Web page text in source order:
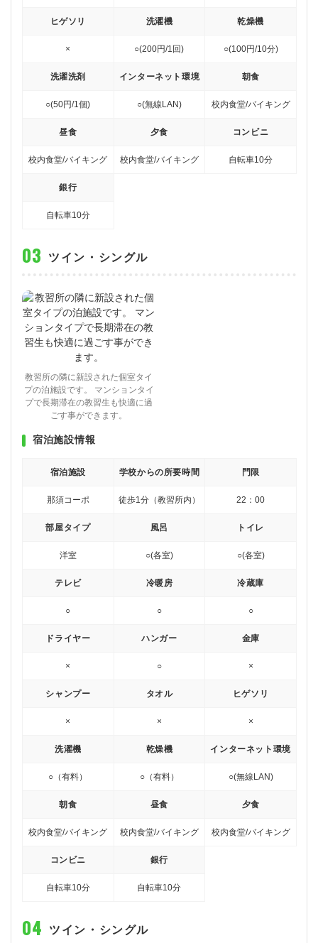
ヒゲソリ
×
洗濯機
○(200円/1回)
乾燥機
○(100円/10分)
洗濯洗剤
○(50円/1個)
インターネット環境
○(無線LAN)
朝食
校内食堂/バイキング
昼食
校内食堂/バイキング
夕食
校内食堂/バイキング
コンビニ
自転車10分
銀行
自転車10分
ツイン・シングル
教習所の隣に新設された個室タイ
プの泊施設です。 マンションタイ
プで長期滞在の教習生も快適に過
ごす事ができます。
宿泊施設情報
宿泊施設
那須コーポ
学校からの所要時間
徒歩1分（教習所内）
門限
22：00
部屋タイプ
洋室
風呂
○(各室)
トイレ
○(各室)
テレビ
○
冷暖房
○
冷蔵庫
○
ドライヤー
×
ハンガー
○
金庫
×
シャンプー
×
タオル
×
ヒゲソリ
×
洗濯機
○（有料）
乾燥機
○（有料）
インターネット環境
○(無線LAN)
朝食
校内食堂/バイキング
昼食
校内食堂/バイキング
夕食
校内食堂/バイキング
コンビニ
自転車10分
銀行
自転車10分
ツイン・シングル